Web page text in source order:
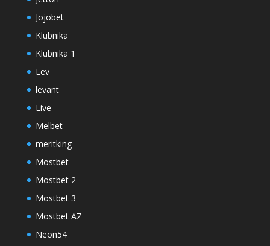
Jojobet
Klubnika
Klubnika 1
Lev
levant
Live
Melbet
meritking
Mostbet
Mostbet 2
Mostbet 3
Mostbet AZ
Neon54